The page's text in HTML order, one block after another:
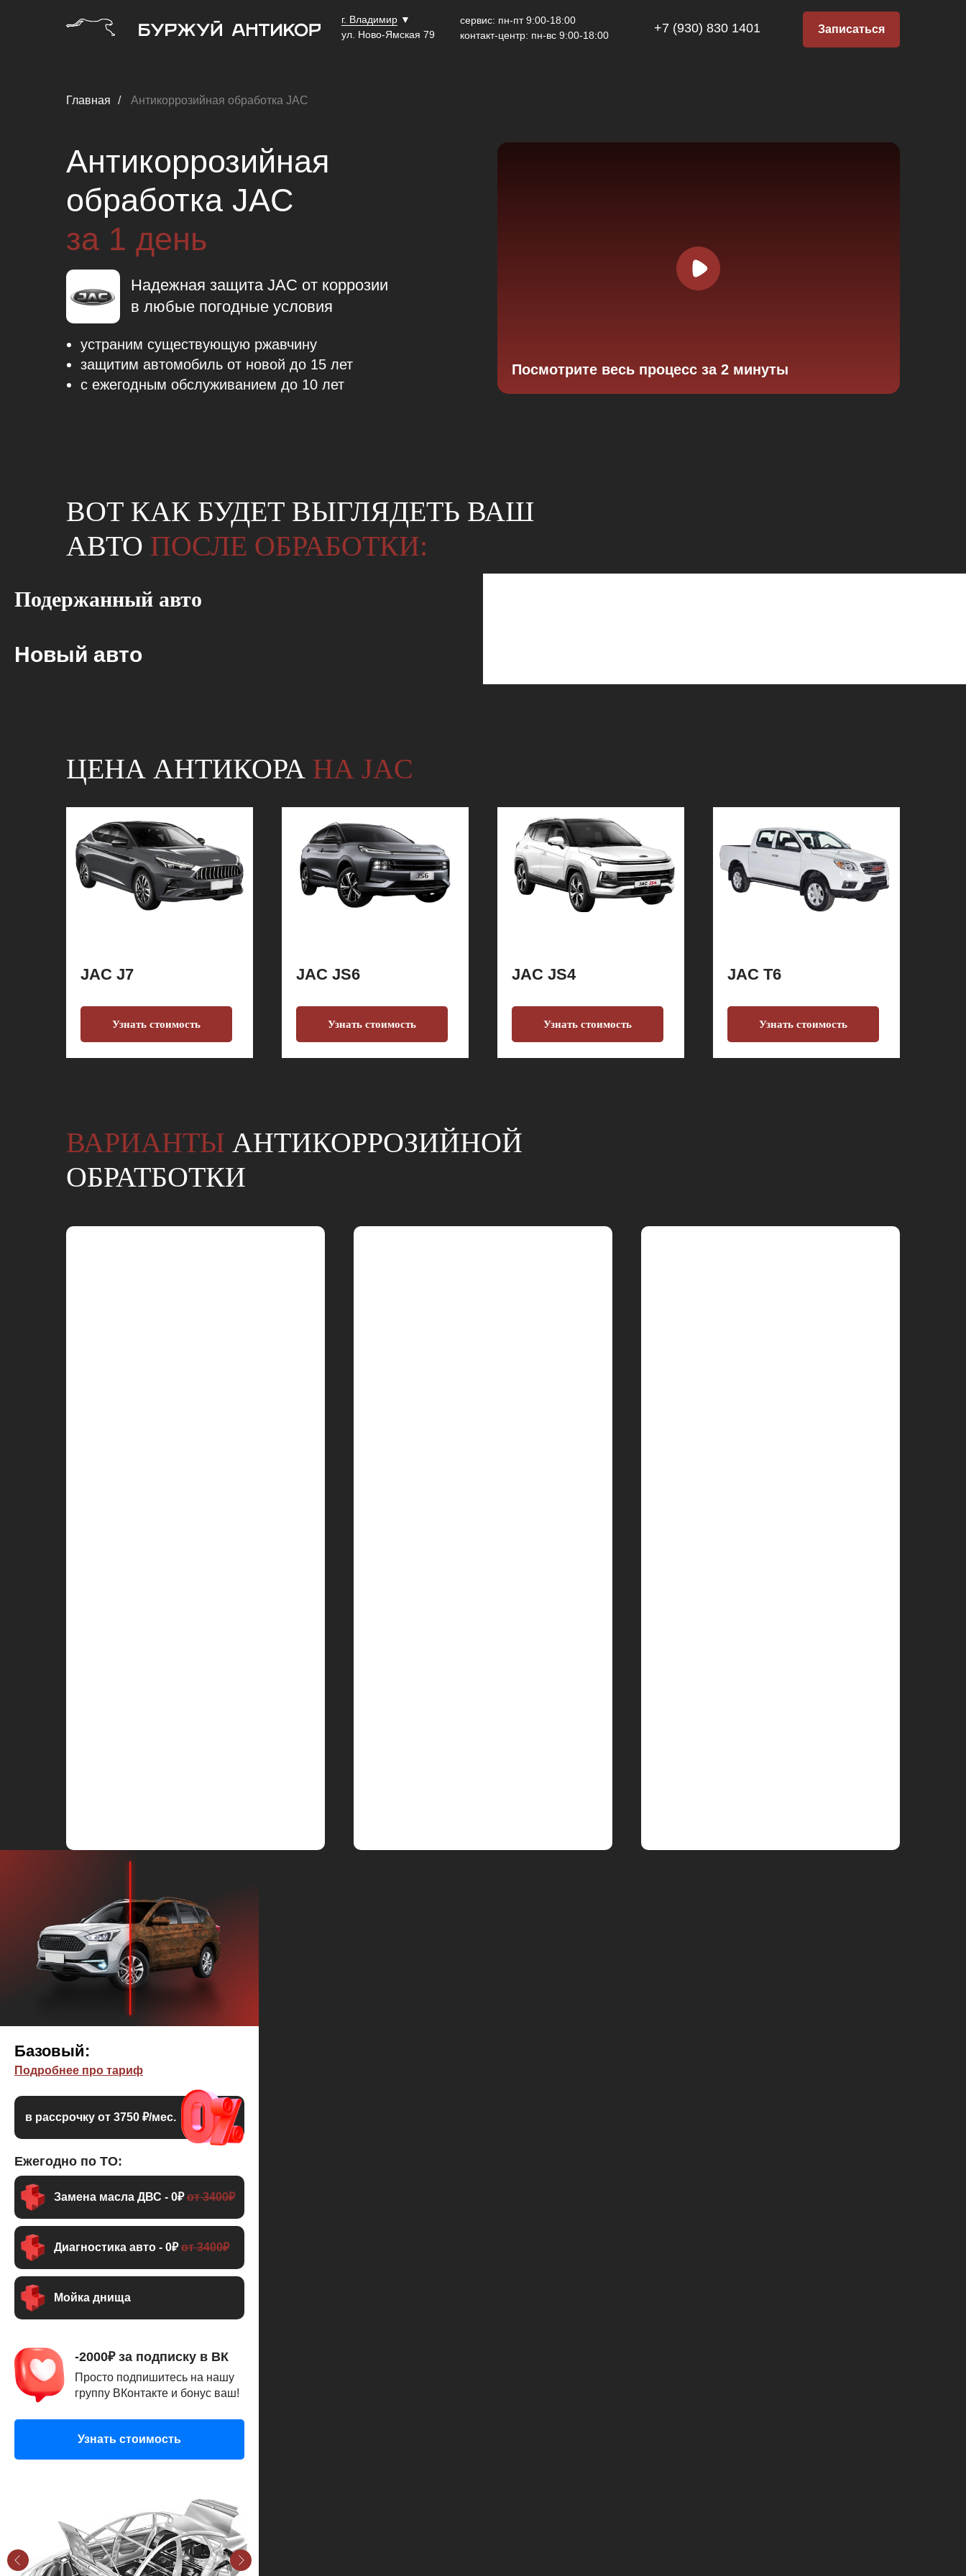
сервис: пн-пт 9:00-18:00
контакт-центр: пн-вс 9:00-18:00
+7 (930) 830 1401 Записаться
г. Владимир ▼
ул. Ново-Ямская 79
Главная / Антикоррозийная обработка JAC
Надежная защита JAC от коррозии
в любые погодные условия
устраним существующую ржавчину
защитим автомобиль от новой до 15 лет
с ежегодным обслуживанием до 10 лет
Антикоррозийная
обработка JAC
за 1 день
Посмотрите весь процесс за 2 минуты
ВОТ КАК БУДЕТ ВЫГЛЯДЕТЬ ВАШ
АВТО ПОСЛЕ ОБРАБОТКИ:
Подержанный авто
Новый авто
ЦЕНА АНТИКОРА НА JAC
JAC J7
Узнать стоимость
JAC JS6
Узнать стоимость
JAC JS4
Узнать стоимость
JAC T6
Узнать стоимость
ВАРИАНТЫ АНТИКОРРОЗИЙНОЙ
ОБРАТБОТКИ
-2000₽ за подписку в ВК
Просто подпишитесь на нашу
группу ВКонтакте и бонус ваш!
Ежегодно по ТО:
Подробнее про тариф
Базовый:
Узнать стоимость
Мойка днища
Диагностика авто - 0₽ от 3400₽
в рассрочку от 3750 ₽/мес.
Замена масла ДВС - 0₽ от 3400₽